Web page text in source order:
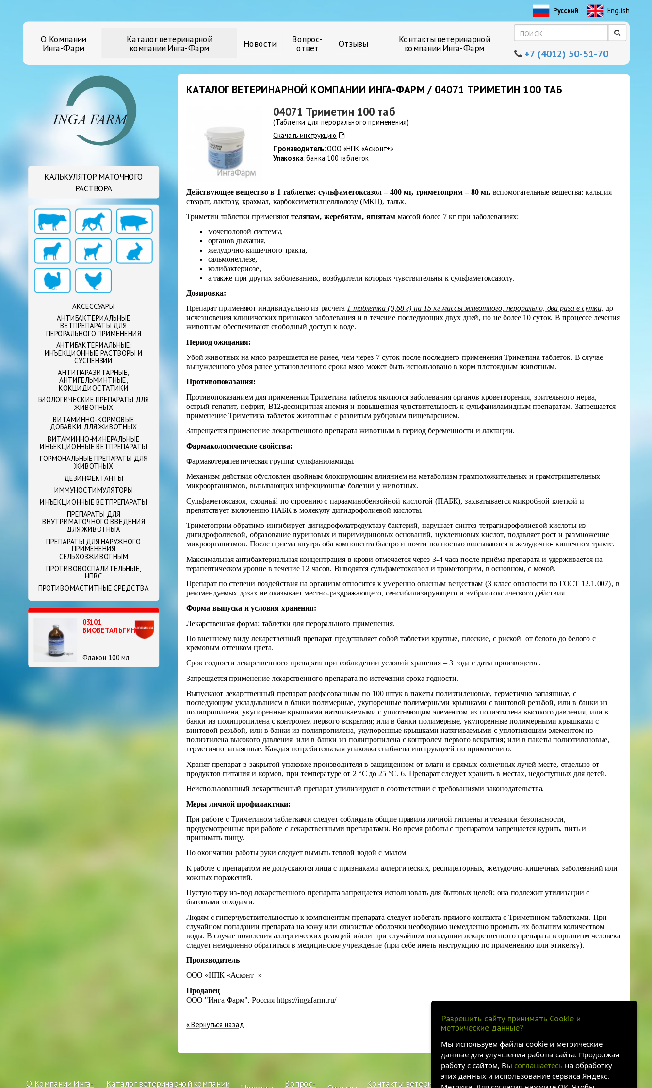
Русский English
О Компании
Инга-Фарм
Каталог ветеринарной
компании Инга-Фарм Новости Вопрос-
ответ Отзывы Контакты ветеринарной
компании Инга-Фарм
+7 (4012) 50-51-70
КАЛЬКУЛЯТОР МАТОЧНОГО
РАСТВОРА
АКСЕССУАРЫ
АНТИБАКТЕРИАЛЬНЫЕ
ВЕТПРЕПАРАТЫ ДЛЯ
ПЕРОРАЛЬНОГО ПРИМЕНЕНИЯ
АНТИБАКТЕРИАЛЬНЫЕ:
ИНЪЕКЦИОННЫЕ РАСТВОРЫ И
СУСПЕНЗИИ
АНТИПАРАЗИТАРНЫЕ,
АНТИГЕЛЬМИНТНЫЕ,
КОКЦИДИОСТАТИКИ
БИОЛОГИЧЕСКИЕ ПРЕПАРАТЫ ДЛЯ
ЖИВОТНЫХ
ВИТАМИННО-КОРМОВЫЕ
ДОБАВКИ ДЛЯ ЖИВОТНЫХ
ВИТАМИННО-МИНЕРАЛЬНЫЕ
ИНЪЕКЦИОННЫЕ ВЕТПРЕПАРАТЫ
ГОРМОНАЛЬНЫЕ ПРЕПАРАТЫ ДЛЯ
ЖИВОТНЫХ
ДЕЗИНФЕКТАНТЫ
ИММУНОСТИМУЛЯТОРЫ
ИНЪЕКЦИОННЫЕ ВЕТПРЕПАРАТЫ
ПРЕПАРАТЫ ДЛЯ
ВНУТРИМАТОЧНОГО ВВЕДЕНИЯ
ДЛЯ ЖИВОТНЫХ
ПРЕПАРАТЫ ДЛЯ НАРУЖНОГО
ПРИМЕНЕНИЯ
СЕЛЬХОЗЖИВОТНЫМ
ПРОТИВОВОСПАЛИТЕЛЬНЫЕ,
НПВС
ПРОТИВОМАСТИТНЫЕ СРЕДСТВА
03101
БИОВЕТАЛЬГИН
Флакон 100 мл
КАТАЛОГ ВЕТЕРИНАРНОЙ КОМПАНИИ ИНГА-ФАРМ / 04071 ТРИМЕТИН 100 ТАБ
04071 Триметин 100 таб
(Таблетки для перорального применения)
Скачать инструкцию
Производитель: ООО «НПК «Асконт+»
Упаковка: банка 100 таблеток
Действующее вещество в 1 таблетке:сульфаметоксазол – 400 мг, триметоприм – 80 мг, вспомогательные вещества: кальция
стеарат, лактозу, крахмал, карбоксиметилцеллюлозу (МКЦ), тальк.
Триметин таблетки применяюттелятам, жеребятам, ягнятам массой более 7 кг при заболеваниях:
мочеполовой системы,
органов дыхания,
желудочно-кишечного тракта,
сальмонеллезе,
колибактериозе,
а также при других заболеваниях, возбудители которых чувствительны к сульфаметоксазолу.
Дозировка:
Препарат применяют индивидуально из расчета1 таблетка (0,68 г) на 15 кг массы животного, перорально, два раза в сутки, до
исчезновения клинических признаков заболевания и в течение последующих двух дней, но не более 10 суток. В процессе лечения
животным обеспечивают свободный доступ к воде.
Период ожидания:
Убой животных на мясо разрешается не ранее, чем через 7 суток после последнего применения Триметина таблеток. В случае
вынужденного убоя ранее установленного срока мясо может быть использовано в корм плотоядным животным.
Противопоказания:
Противопоказанием для применения Триметина таблеток являются заболевания органов кроветворения, зрительного нерва,
острый гепатит, нефрит, В12-дефицитная анемия и повышенная чувствительность к сульфаниламидным препаратам. Запрещается
применение Триметина таблеток животным с развитым рубцовым пищеварением.
Запрещается применение лекарственного препарата животным в период беременности и лактации.
Фармакологические свойства:
Фармакотерапевтическая группа: сульфаниламиды.
Механизм действия обусловлен двойным блокирующим влиянием на метаболизм грамположительных и грамотрицательных
микроорганизмов, вызывающих инфекционные болезни у животных.
Сульфаметоксазол, сходный по строению с парааминобензойной кислотой (ПАБК), захватывается микробной клеткой и
препятствует включению ПАБК в молекулу дигидрофолиевой кислоты.
Триметоприм обратимо ингибирует дигидрофолатредуктазу бактерий, нарушает синтез тетрагидрофолиевой кислоты из
дигидрофолиевой, образование пуриновых и пиримидиновых оснований, нуклеиновых кислот, подавляет рост и размножение
микроорганизмов. После приема внутрь оба компонента быстро и почти полностью всасываются в желудочно- кишечном тракте.
Максимальная антибактериальная концентрация в крови отмечается через 3-4 часа после приёма препарата и удерживается на
терапевтическом уровне в течение 12 часов. Выводятся сульфаметоксазол и триметоприм, в основном, с мочой.
Препарат по степени воздействия на организм относится к умеренно опасным веществам (3 класс опасности по ГОСТ 12.1.007), в
рекомендуемых дозах не оказывает местно-раздражающего, сенсибилизирующего и эмбриотоксического действия.
Форма выпуска и условия хранения:
Лекарственная форма: таблетки для перорального применения.
По внешнему виду лекарственный препарат представляет собой таблетки круглые, плоские, с риской, от белого до белого с
кремовым оттенком цвета.
Срок годности лекарственного препарата при соблюдении условий хранения – 3 года с даты производства.
Запрещается применение лекарственного препарата по истечении срока годности.
Выпускают лекарственный препарат расфасованным по 100 штук в пакеты полиэтиленовые, герметично запаянные, с
последующим укладыванием в банки полимерные, укупоренные полимерными крышками с винтовой резьбой, или в банки из
полипропилена, укупоренные крышками натягиваемыми с уплотняющим элементом из полиэтилена высокого давления, или в
банки из полипропилена с контролем первого вскрытия; или в банки полимерные, укупоренные полимерными крышками с
винтовой резьбой, или в банки из полипропилена, укупоренные крышками натягиваемыми с уплотняющим элементом из
полиэтилена высокого давления, или в банки из полипропилена с контролем первого вскрытия; или в пакеты полиэтиленовые,
герметично запаянные. Каждая потребительская упаковка снабжена инструкцией по применению.
Хранят препарат в закрытой упаковке производителя в защищенном от влаги и прямых солнечных лучей месте, отдельно от
продуктов питания и кормов, при температуре от 2 °С до 25 °С. 6. Препарат следует хранить в местах, недоступных для детей.
Неиспользованный лекарственный препарат утилизируют в соответствии с требованиями законодательства.
Меры личной профилактики:
При работе с Триметином таблетками следует соблюдать общие правила личной гигиены и техники безопасности,
предусмотренные при работе с лекарственными препаратами. Во время работы с препаратом запрещается курить, пить и
принимать пищу.
По окончании работы руки следует вымыть теплой водой с мылом.
К работе с препаратом не допускаются лица с признаками аллергических, респираторных, желудочно-кишечных заболеваний или
кожных поражений.
Пустую тару из-под лекарственного препарата запрещается использовать для бытовых целей; она подлежит утилизации с
бытовыми отходами.
Людям с гиперчувствительностью к компонентам препарата следует избегать прямого контакта с Триметином таблетками. При
случайном попадании препарата на кожу или слизистые оболочки необходимо немедленно промыть их большим количеством
воды. В случае появления аллергических реакций и/или при случайном попадании лекарственного препарата в организм человека
следует немедленно обратиться в медицинское учреждение (при себе иметь инструкцию по применению или этикетку).
Производитель
ООО «НПК «Асконт+»
Продавец
ООО "Инга Фарм", Россия https://ingafarm.ru/
« Вернуться назад
О Компании Инга- Каталог ветеринарной компании Вопрос- Контакты ветеринарной компании
Разрешить сайту принимать Cookie и
метрические данные?
Мы используем файлы cookie и метрические
данные для улучшения работы сайта. Продолжая
работу с сайтом, Вы соглашаетесь на обработку
этих данных и использование сервиса Яндекс.